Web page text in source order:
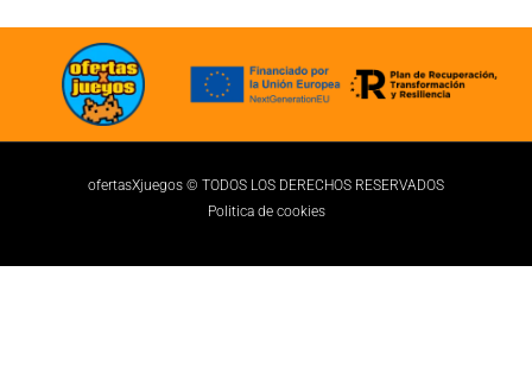
ofertasXjuegos © TODOS LOS DERECHOS RESERVADOS
Politica de cookies